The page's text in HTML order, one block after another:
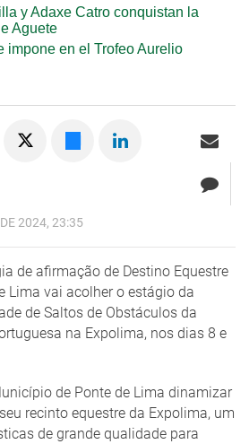
y Adaxe Catro conquistan la
Aguete
impone en el Trofeo Aurelio
2024, 23:35
de afirmação de Destino Equestre
Lima vai acolher o estágio da
de Saltos de Obstáculos da
na Expolima, nos dias 8 e
de Ponte de Lima dinamizar
recinto equestre da Expolima, um
de grande qualidade para